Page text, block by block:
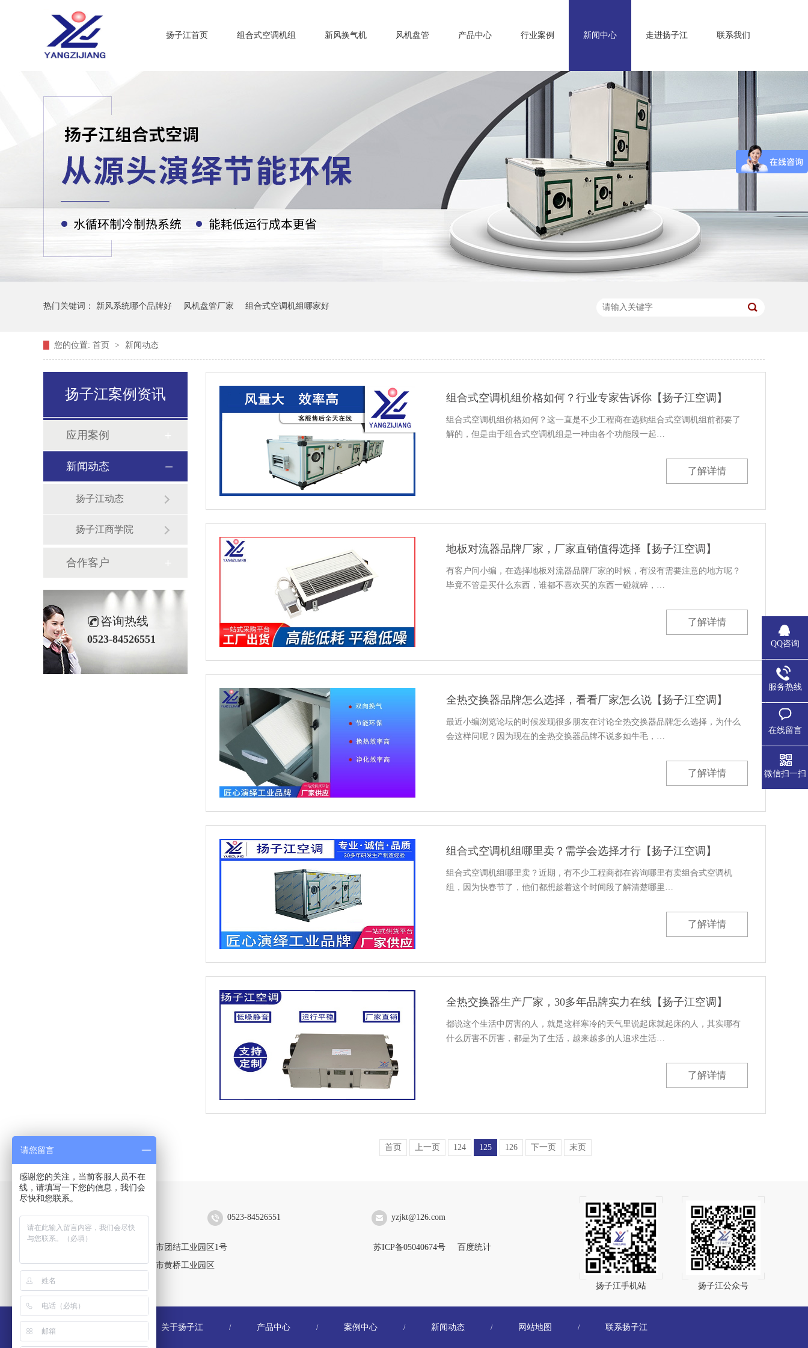
扬子江首页 组合式空调机组 新风换气机 风机盘管 产品中心 行业案例 新闻中心 走进扬子江 联系我们
热门关键词： 新风系统哪个品牌好 风机盘管厂家 组合式空调机组哪家好
您的位置: 首页 > 新闻动态
扬子江案例资讯
应用案例
新闻动态
扬子江动态
扬子江商学院
合作客户
咨询热线
0523-84526551
组合式空调机组价格如何？行业专家告诉你【扬子江空调】
组合式空调机组价格如何？这一直是不少工程商在选购组合式空调机组前都要了
解的，但是由于组合式空调机组是一种由各个功能段一起…
了解详情
地板对流器品牌厂家，厂家直销值得选择【扬子江空调】
有客户问小编，在选择地板对流器品牌厂家的时候，有没有需要注意的地方呢？
毕竟不管是买什么东西，谁都不喜欢买的东西一碰就碎，…
了解详情
全热交换器品牌怎么选择，看看厂家怎么说【扬子江空调】
最近小编浏览论坛的时候发现很多朋友在讨论全热交换器品牌怎么选择，为什么
会这样问呢？因为现在的全热交换器品牌不说多如牛毛，…
了解详情
组合式空调机组哪里卖？需学会选择才行【扬子江空调】
组合式空调机组哪里卖？近期，有不少工程商都在咨询哪里有卖组合式空调机
组，因为快春节了，他们都想趁着这个时间段了解清楚哪里…
了解详情
全热交换器生产厂家，30多年品牌实力在线【扬子江空调】
都说这个生活中厉害的人，就是这样寒冷的天气里说起床就起床的人，其实哪有
什么厉害不厉害，都是为了生活，越来越多的人追求生活…
了解详情
首页 上一页 124 125 126 下一页 末页
扬子江空调集团有限公司 0523-84526551 yzjkt@126.com
靖江生产区：江苏省靖江市团结工业园区1号
黄桥生产区：江苏省泰兴市黄桥工业园区
苏ICP备05040674号 百度统计
扬子江手机站 扬子江公众号
关于扬子江 / 产品中心 / 案例中心 / 新闻动态 / 网站地图 / 联系扬子江
QQ咨询
服务热线
在线留言
微信扫一扫
请您留言
感谢您的关注，当前客服人员不在
线，请填写一下您的信息，我们会
尽快和您联系。